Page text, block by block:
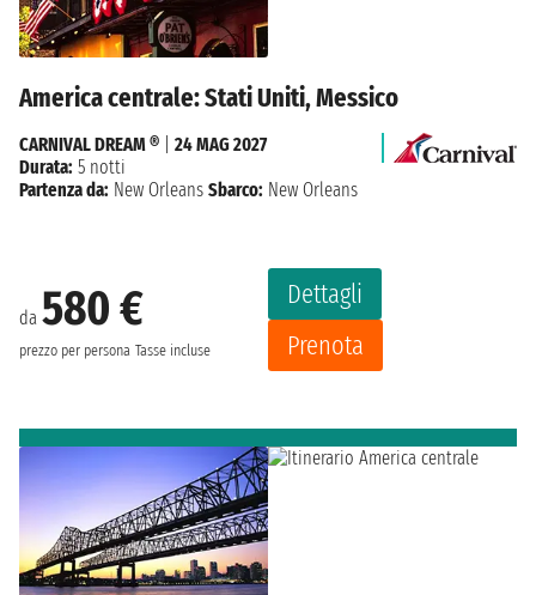
America centrale: Stati Uniti, Messico
da 580 €
prezzo per persona Tasse incluse
Dettagli
Prenota
CARNIVAL DREAM ®
24 MAG 2027
Durata: 5 notti
Partenza da: New Orleans Sbarco: New Orleans